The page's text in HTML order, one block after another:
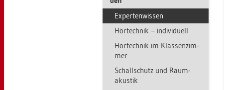
Ex­per­ten­wis­sen
Hör­tech­nik – in­di­vi­du­ell
Hör­tech­nik im Klas­sen­zim­
mer
Schall­schutz und Raum­
akus­tik